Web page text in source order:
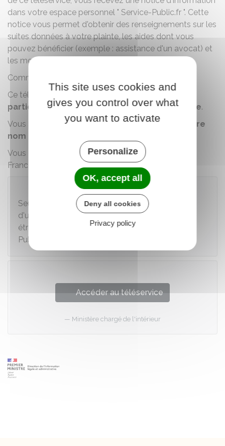
dans votre espace personnel " Service-Public.fr ". Cette
notice vous permet d'obtenir des renseignements sur les
suites données à votre plainte, les aides dont vous
pouvez bénéficier (exemple : assistance d'un avocat) et
les moyens d'obtenir une indemnisation.
Comment déposer plainte sur THESEE ?
Ce téléservice peut être utilisé si vous êtes un
particulierde nationalitéfrançaise ou étrangère.
Vous pouvez déposer plainteuniquement en votre
nom propre
Vous devez obligatoirement vous authentifier avec
FranceConnect.
Seules les personnes qui n'ont pas la possibilité
d'utiliser FranceConnect (exemple : touristes
étrangers) peuvent utiliser un compte Service-
Public.fr
Accéder au téléservice
Ministère chargé de l'intérieur
This site uses cookies and
gives you control over what
you want to activate
Personalize
OK, accept all
Deny all cookies
Privacy policy